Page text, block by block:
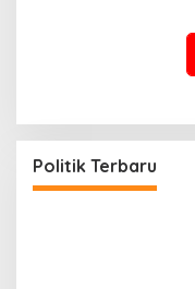
Politik Terbaru